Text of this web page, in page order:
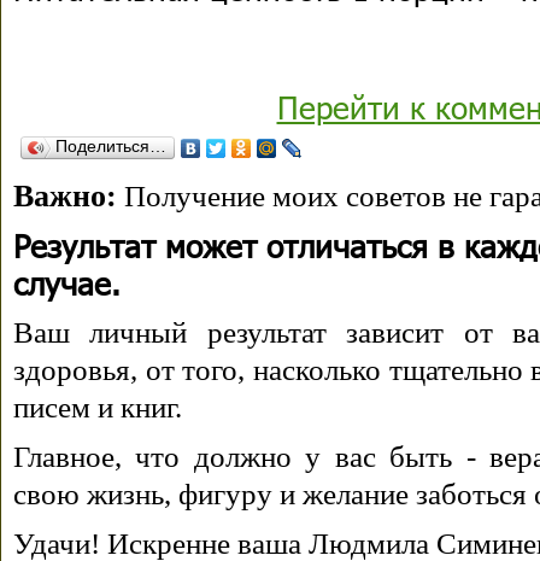
Перейти к
Поделиться…
Важно: Получение моих советов не
Результат может отличаться в
случае.
Ваш личный результат зависит от
здоровья, от того, насколько
писем и книг.
Главное, что должно у вас быть -
свою жизнь, фигуру и желание заботься
Удачи! Искренне ваша Людмила